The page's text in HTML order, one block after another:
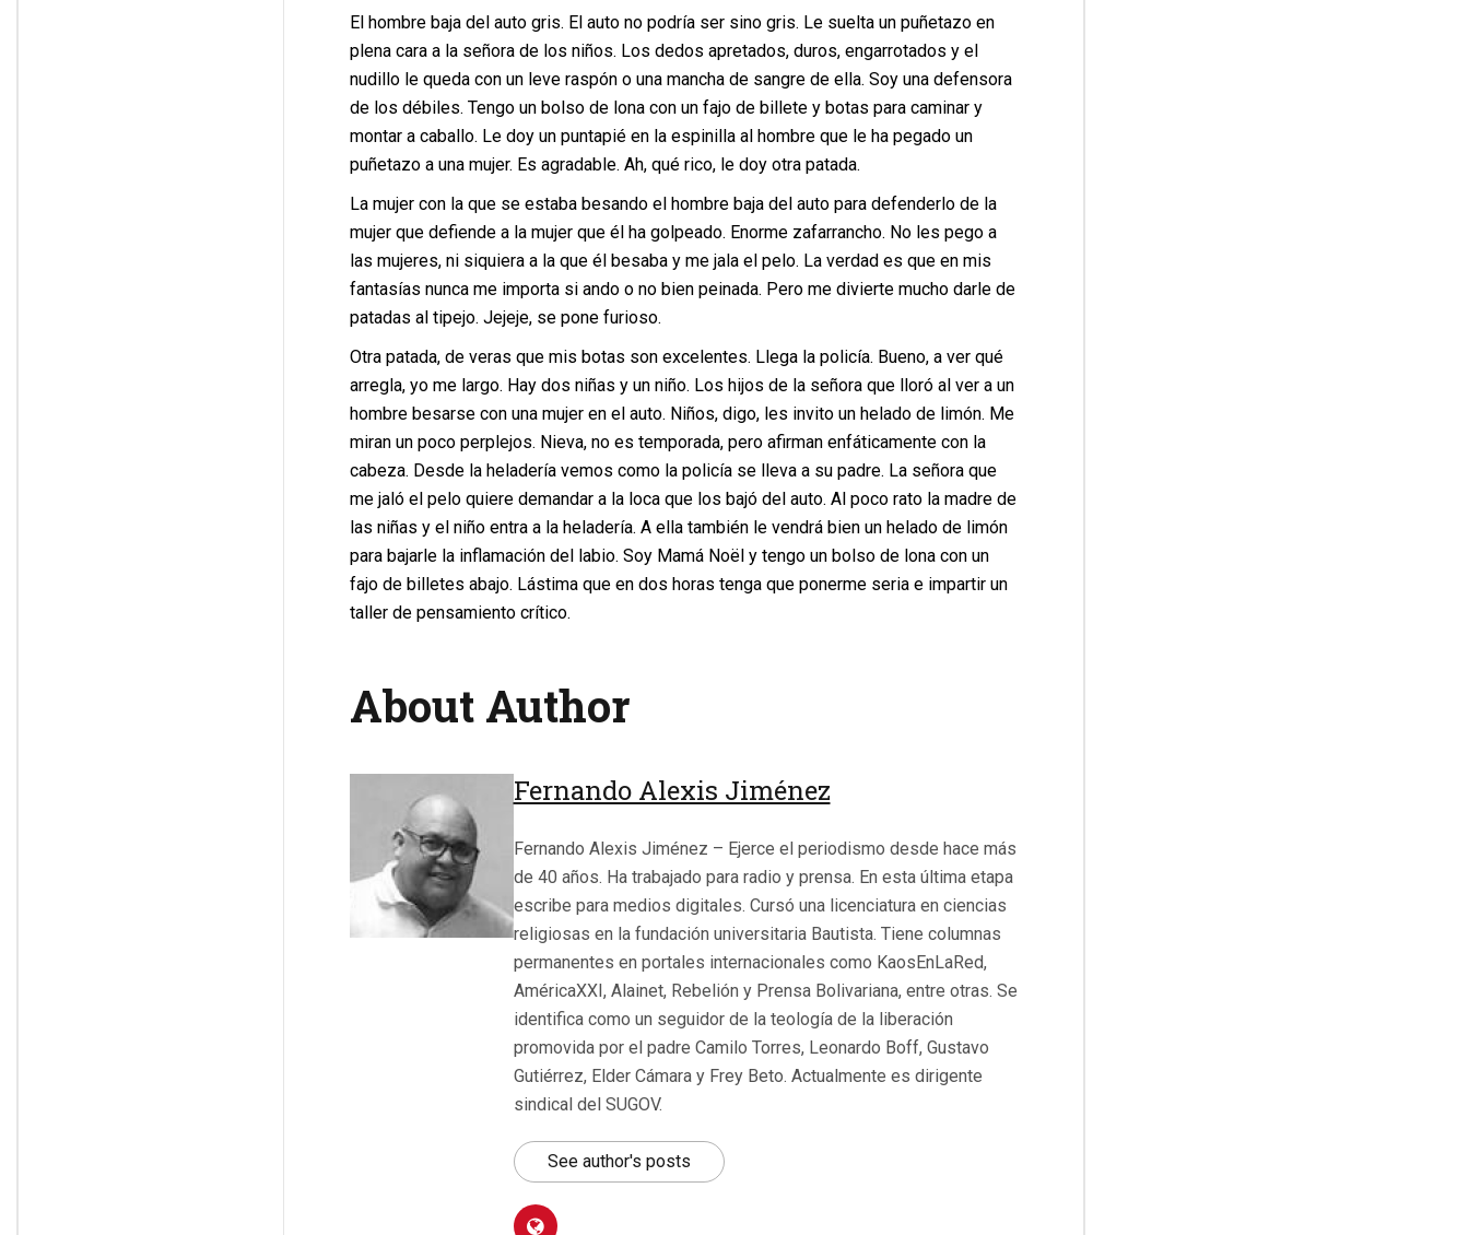
El hombre baja del auto gris. El auto no podría ser sino gris. Le suelta un puñetazo en
plena cara a la señora de los niños. Los dedos apretados, duros, engarrotados y el
nudillo le queda con un leve raspón o una mancha de sangre de ella. Soy una defensora
de los débiles. Tengo un bolso de lona con un fajo de billete y botas para caminar y
montar a caballo. Le doy un puntapié en la espinilla al hombre que le ha pegado un
puñetazo a una mujer. Es agradable. Ah, qué rico, le doy otra patada.
La mujer con la que se estaba besando el hombre baja del auto para defenderlo de la
mujer que defiende a la mujer que él ha golpeado. Enorme zafarrancho. No les pego a
las mujeres, ni siquiera a la que él besaba y me jala el pelo. La verdad es que en mis
fantasías nunca me importa si ando o no bien peinada. Pero me divierte mucho darle de
patadas al tipejo. Jejeje, se pone furioso.
Otra patada, de veras que mis botas son excelentes. Llega la policía. Bueno, a ver qué
arregla, yo me largo. Hay dos niñas y un niño. Los hijos de la señora que lloró al ver a un
hombre besarse con una mujer en el auto. Niños, digo, les invito un helado de limón. Me
miran un poco perplejos. Nieva, no es temporada, pero afirman enfáticamente con la
cabeza. Desde la heladería vemos como la policía se lleva a su padre. La señora que
me jaló el pelo quiere demandar a la loca que los bajó del auto. Al poco rato la madre de
las niñas y el niño entra a la heladería. A ella también le vendrá bien un helado de limón
para bajarle la inflamación del labio. Soy Mamá Noël y tengo un bolso de lona con un
fajo de billetes abajo. Lástima que en dos horas tenga que ponerme seria e impartir un
taller de pensamiento crítico.
About Author
Fernando Alexis Jiménez
Fernando Alexis Jiménez – Ejerce el periodismo desde hace más
de 40 años. Ha trabajado para radio y prensa. En esta última etapa
escribe para medios digitales. Cursó una licenciatura en ciencias
religiosas en la fundación universitaria Bautista. Tiene columnas
permanentes en portales internacionales como KaosEnLaRed,
AméricaXXI, Alainet, Rebelión y Prensa Bolivariana, entre otras. Se
identifica como un seguidor de la teología de la liberación
promovida por el padre Camilo Torres, Leonardo Boff, Gustavo
Gutiérrez, Elder Cámara y Frey Beto. Actualmente es dirigente
sindical del SUGOV.
See author's posts